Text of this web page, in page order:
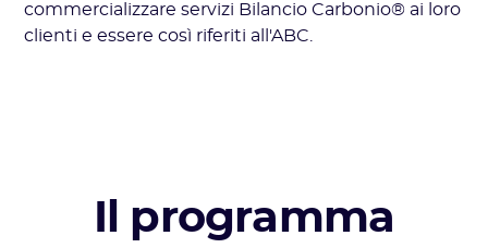
commercializzare servizi Bilancio Carbonio® ai loro
clienti e essere così riferiti all'ABC.
Il programma